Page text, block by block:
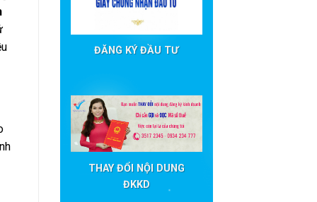
ĐĂNG KÝ ĐẦU TƯ
THAY ĐỔI NỘI DUNG
ĐKKD